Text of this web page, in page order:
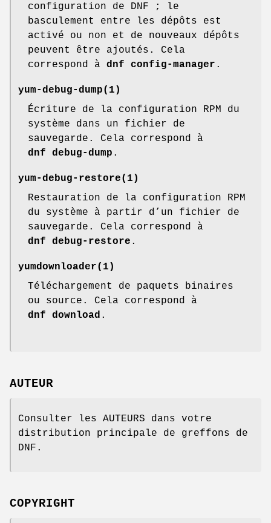
configuration de DNF ; le
basculement entre les dépôts est
activé ou non et de nouveaux dépôts
peuvent être ajoutés. Cela
correspond à dnf config-manager .
yum-debug-dump(1)
Écriture de la configuration RPM du
système dans un fichier de
sauvegarde. Cela correspond à
dnf debug-dump .
yum-debug-restore(1)
Restauration de la configuration RPM
du système à partir d’un fichier de
sauvegarde. Cela correspond à
dnf debug-restore .
yumdownloader(1)
Téléchargement de paquets binaires
ou source. Cela correspond à
dnf download .
AUTEUR
Consulter les AUTEURS dans votre
distribution principale de greffons de
DNF.
COPYRIGHT